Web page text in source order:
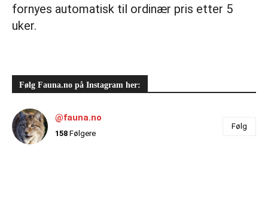
fornyes automatisk til ordinær pris etter 5
uker.
Følg Fauna.no på Instagram her:
@fauna.no
158 Følgere
Følg